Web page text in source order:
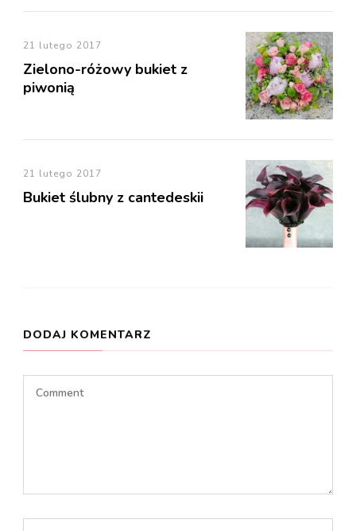
21 lutego 2017
Zielono-różowy bukiet z
piwonią
21 lutego 2017
Bukiet ślubny z cantedeskii
DODAJ KOMENTARZ